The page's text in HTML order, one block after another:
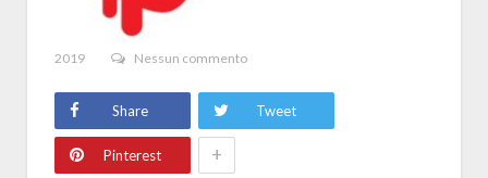
2019 Nessun commento
Share Tweet
Pinterest +